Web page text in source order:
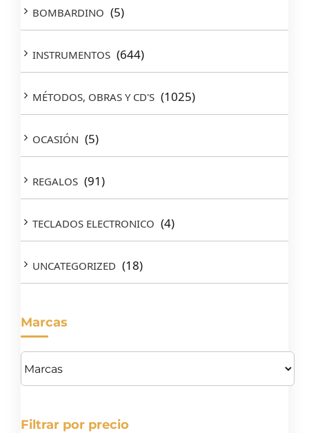
BOMBARDINO (5)
INSTRUMENTOS (644)
MÉTODOS, OBRAS Y CD'S (1025)
OCASIÓN (5)
REGALOS (91)
TECLADOS ELECTRONICO (4)
UNCATEGORIZED (18)
Marcas
Filtrar por precio